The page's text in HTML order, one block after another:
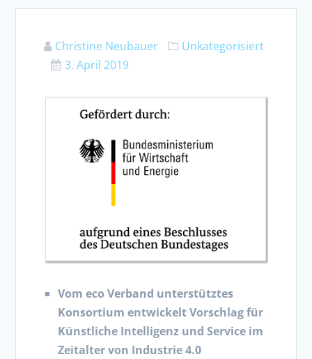
Christine Neubauer
Unkategorisiert
3. April 2019
Vom eco Verband unterstütztes
Konsortium entwickelt Vorschlag für
Künstliche Intelligenz und Service im
Zeitalter von Industrie 4.0